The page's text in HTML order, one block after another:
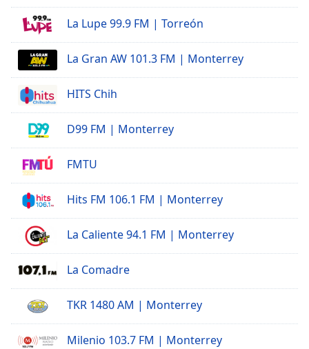
La Lupe 99.9 FM | Torreón
La Gran AW 101.3 FM | Monterrey
HITS Chih
D99 FM | Monterrey
FMTU
Hits FM 106.1 FM | Monterrey
La Caliente 94.1 FM | Monterrey
La Comadre
TKR 1480 AM | Monterrey
Milenio 103.7 FM | Monterrey